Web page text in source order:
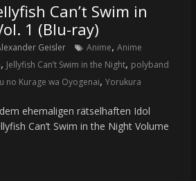
Can’t Swim in
1 (Blu-ray)
Geisler Anime, Anime
, Jellyfish Can’t Swim in the Night, polyband
no Kurage wa Oyogenai, Yorukura
ehemaligen rätselhaften Idol
Can’t Swim in the Night Volume